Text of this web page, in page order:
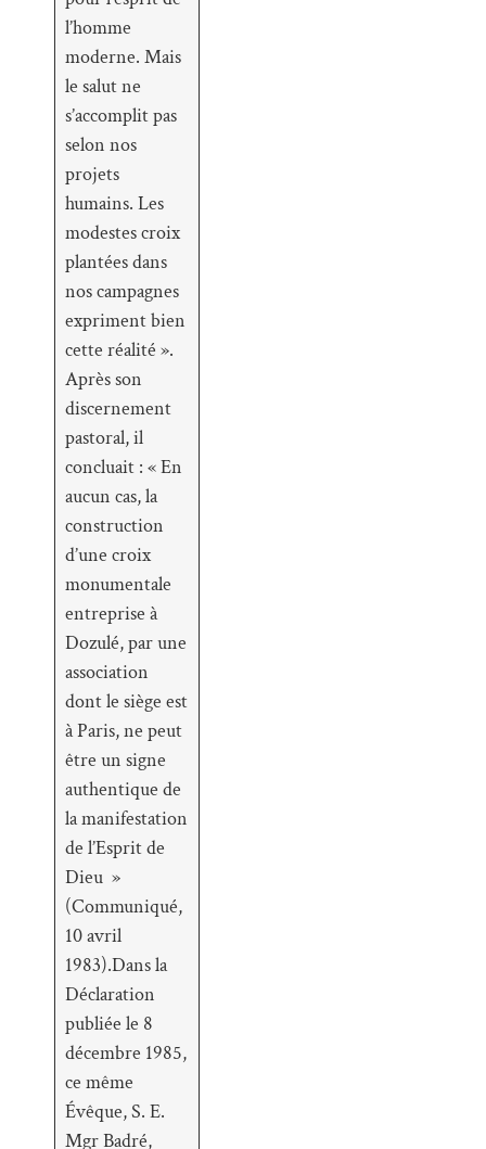
l’homme
moderne. Mais
le salut ne
s’accomplit pas
selon nos
projets
humains. Les
modestes croix
plantées dans
nos campagnes
expriment bien
cette réalité ».
Après son
discernement
pastoral, il
concluait : « En
aucun cas, la
construction
d’une croix
monumentale
entreprise à
Dozulé, par une
association
dont le siège est
à Paris, ne peut
être un signe
authentique de
la manifestation
de l’Esprit de
Dieu »
(Communiqué,
10 avril
1983).Dans la
Déclaration
publiée le 8
décembre 1985,
ce même
Évêque, S. E.
Mgr Badré,